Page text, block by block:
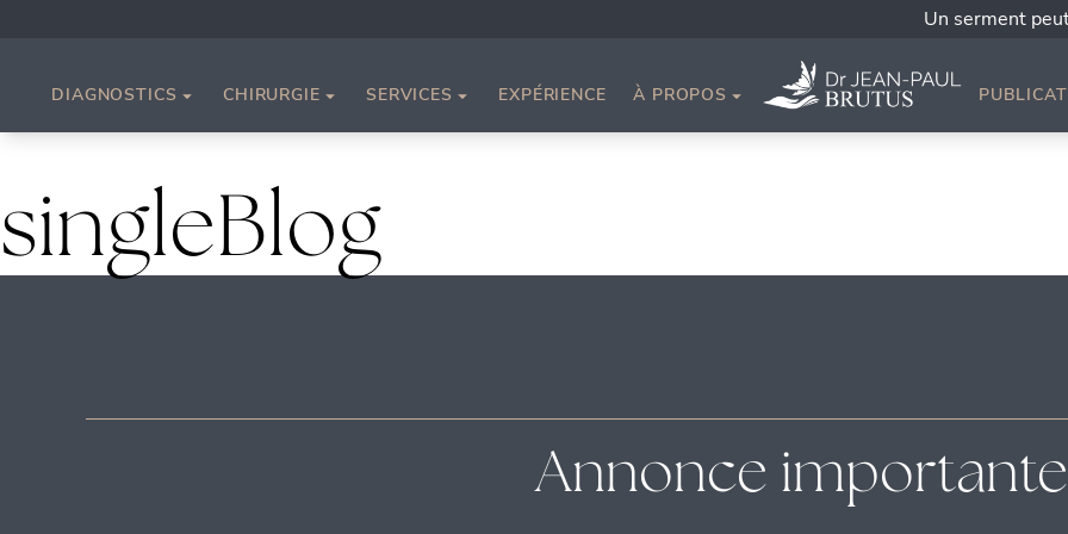
Un serment peut
DIAGNOSTICS CHIRURGIE SERVICES EXPÉRIENCE À PROPOS
singleBlog
Annonce importante